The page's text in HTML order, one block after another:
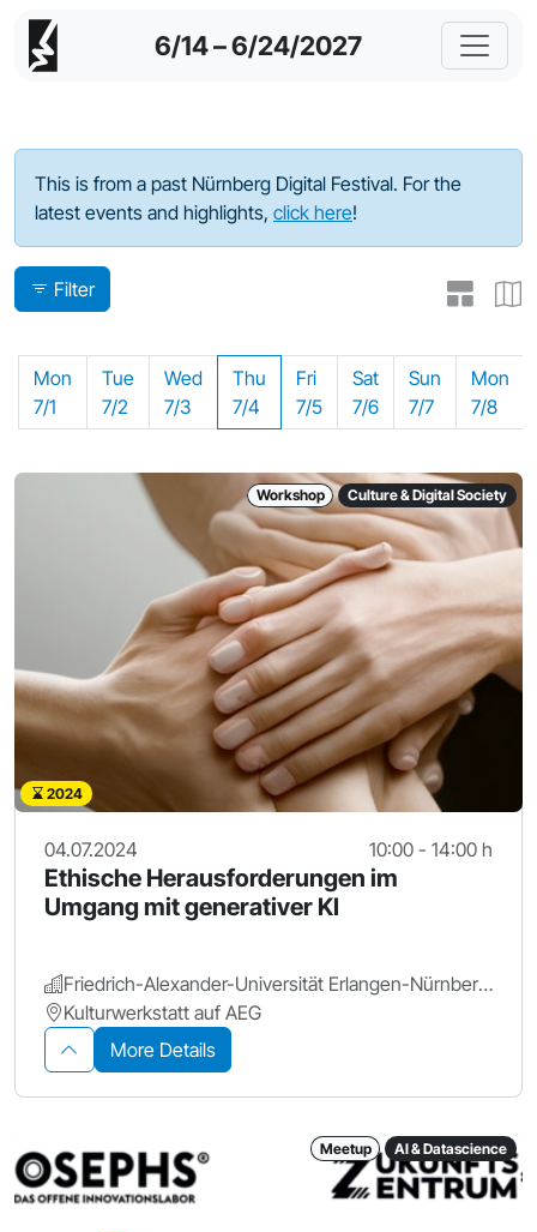
6/14 – 6/24/2027
Program - 2024
This is from a past Nürnberg Digital Festival. For the
latest events and highlights, click here!
Filter
Mon
7/1
Tue
7/2
Wed
7/3
Thu
7/4
Fri
7/5
Sat
7/6
Sun
7/7
Mon
7/8
Workshop Culture & Digital Society
2024
04.07.2024 10:00 - 14:00 h
Ethische Herausforderungen im
Umgang mit generativer KI
Friedrich-Alexander-Universität Erlangen-Nürnberg.
Kulturwerkstatt auf AEG
More Details
Meetup AI & Datascience